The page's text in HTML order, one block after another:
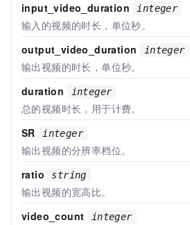
input_video_duration integer
输入的视频的时长，单位秒。
output_video_duration
integer
输出视频的时长，单位秒。
duration
integer
总的视频时长，用于计费。
SR
integer
输出视频的分辨率档位。
ratio
string
输出视频的宽高比。
video_count
integer